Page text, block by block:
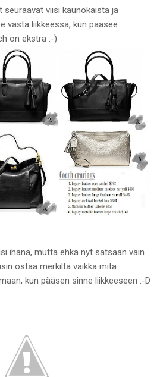
seuraavat viisi kaunokaista ja
vasta liikkeessä, kun pääsee
on ekstra :-)
ihana, mutta ehkä nyt satsaan vain
ostaa merkiltä vaikka mitä
kun pääsen sinne liikkeeseen :-D